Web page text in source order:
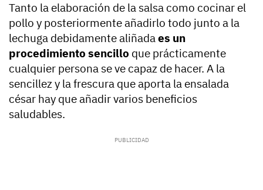
Tanto la elaboración de la salsa como cocinar el
pollo y posteriormente añadirlo todo junto a la
lechuga debidamente aliñadaes un
procedimiento sencillo que prácticamente
cualquier persona se ve capaz de hacer. A la
sencillez y la frescura que aporta la ensalada
césar hay que añadir varios beneficios
saludables.